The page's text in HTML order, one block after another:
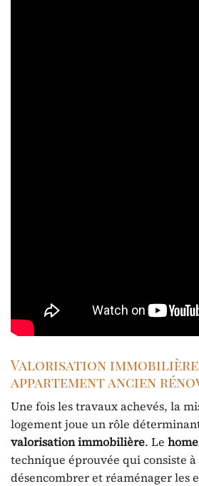
Valorisation immobilière
appartement ancien
Une fois les travaux achevés, la
logement joue un rôle
valorisation immobilière. Le
technique éprouvée qui consiste
désencombrer et réaménager les